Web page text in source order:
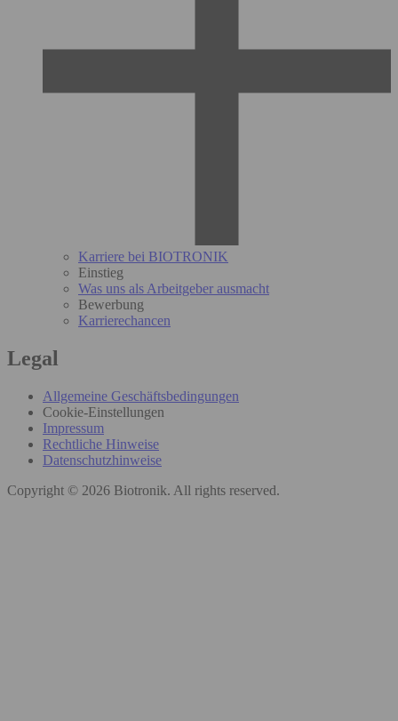
Karriere bei BIOTRONIK
Einstieg
Was uns als Arbeitgeber ausmacht
Bewerbung
Karrierechancen
Legal
Allgemeine Geschäftsbedingungen
Cookie-Einstellungen
Impressum
Rechtliche Hinweise
Datenschutzhinweise
Copyright © 2026 Biotronik. All rights reserved.